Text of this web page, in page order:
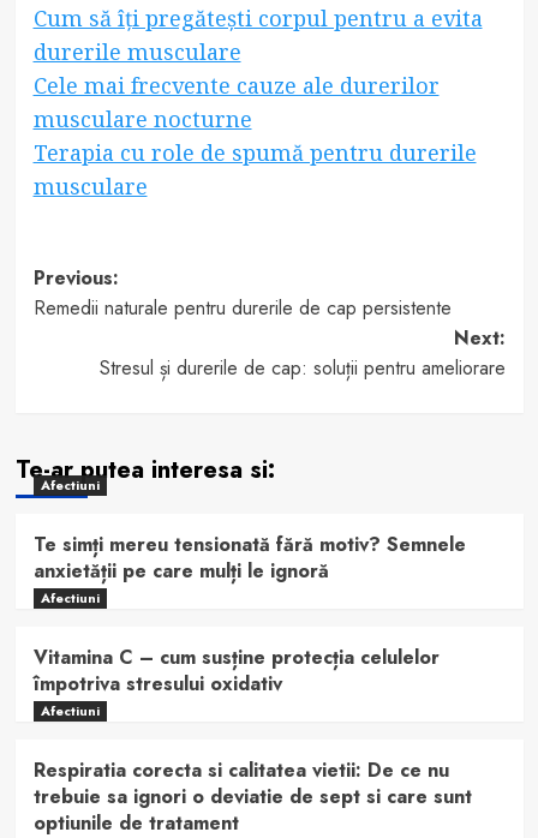
Cum să îți pregătești corpul pentru a evita
durerile musculare
Cele mai frecvente cauze ale durerilor
musculare nocturne
Terapia cu role de spumă pentru durerile
musculare
Post
navigation
Previous:
Remedii naturale pentru durerile de cap persistente
Next:
Stresul și durerile de cap: soluții pentru ameliorare
Te-ar putea interesa si:
Afectiuni
Te simți mereu tensionată fără motiv? Semnele
anxietății pe care mulți le ignoră
Afectiuni
Vitamina C – cum susține protecția celulelor
împotriva stresului oxidativ
Afectiuni
Respiratia corecta si calitatea vietii: De ce nu
trebuie sa ignori o deviatie de sept si care sunt
optiunile de tratament